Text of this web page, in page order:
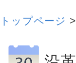
トップページ >